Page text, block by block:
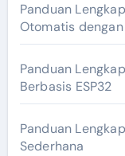
Panduan
Otomatis
Panduan
Berbasis ESP32
Panduan
Sederhana